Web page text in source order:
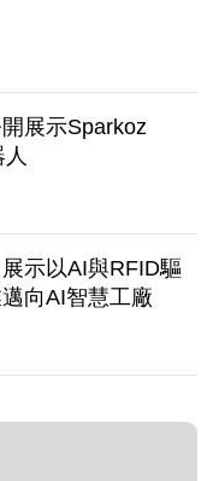
展示Sparkoz
示以AI與RFID驅
向AI智慧工廠